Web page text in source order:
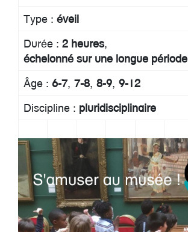
Type : éveil
Durée : 2 heures
échelonné sur une longue période
Âge : 6-7 7-8 8-9 9-12
Discipline : pluridisciplinaire